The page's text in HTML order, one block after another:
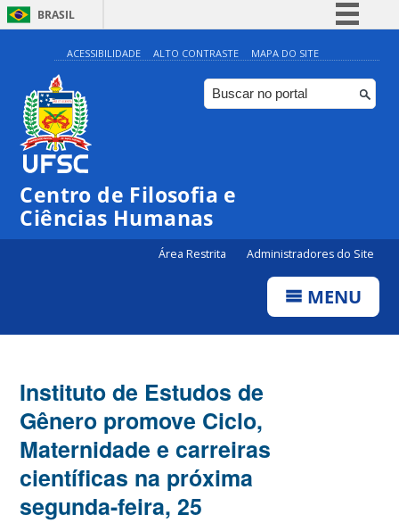
BRASIL
Simplifique!
Comunica BR
Participe
ACESSIBILIDADE ALTO CONTRASTE MAPA DO SITE
Centro de Filosofia e
Ciências Humanas
Área Restrita Administradores do Site
MENU
Instituto de Estudos de
Gênero promove Ciclo,
Maternidade e carreiras
científicas na próxima
segunda-feira, 25